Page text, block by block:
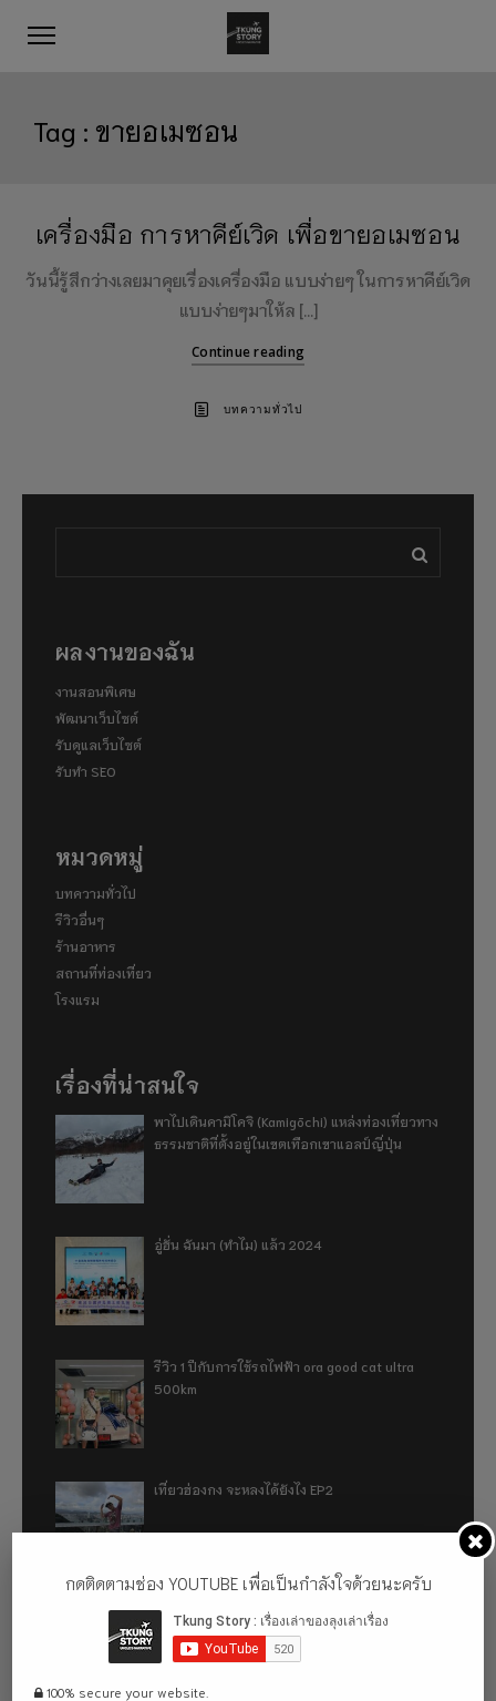
Tag : ขายอเมซอน
เครื่องมือ การหาคีย์เวิด เพื่อขายอเมซอน
วันนี้รู้สึกว่างเลยมาคุยเรื่องเครื่องมือ แบบง่ายๆ ในการหาคีย์เวิด
แบบง่ายๆมาให้ล […]
Continue reading
บทความทั่วไป
ผลงานของฉัน
งานสอนพิเศษ
พัฒนาเว็บไซต์
รับดูแลเว็บไซต์
รับทำ SEO
หมวดหมู่
บทความทั่วไป
รีวิวอื่นๆ
ร้านอาหาร
สถานที่ท่องเที่ยว
โรงแรม
เรื่องที่น่าสนใจ
พาไปเดินคามิโคจิ (Kamigōchi) แหล่งท่องเที่ยวทาง
ธรรมชาติที่ตั้งอยู่ในเขตเทือกเขาแอลป์ญี่ปุ่น
อู่ฮั่น ฉันมา (ทำไม) แล้ว 2024
รีวิว 1 ปีกับการใช้รถไฟฟ้า ora good cat ultra
500km
เที่ยวฮ่องกง จะหลงได้ยังไง EP2
เที่ยวฮ่องกง จะหลงได้ยังไง EP1
กดติดตามช่อง YOUTUBE เพื่อเป็นกำลังใจด้วยนะครับ
100% secure your website.